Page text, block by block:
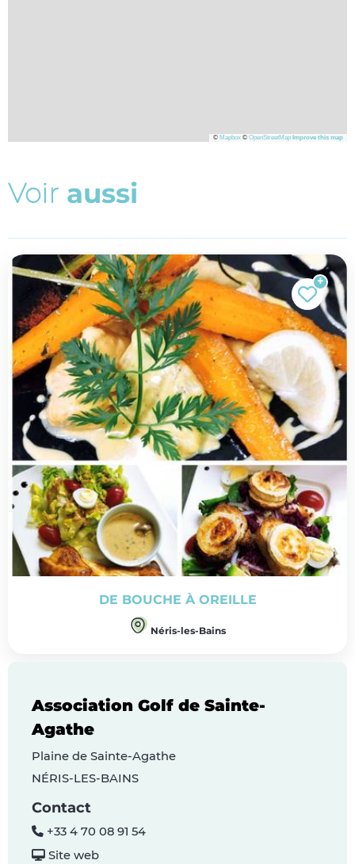
© Mapbox © OpenStreetMap Improve this map
Voir aussi
DE BOUCHE À OREILLE
Néris-les-Bains
Association Golf de Sainte-
Agathe
Plaine de Sainte-Agathe
NÉRIS-LES-BAINS
Contact
+33 4 70 08 91 54
Site web